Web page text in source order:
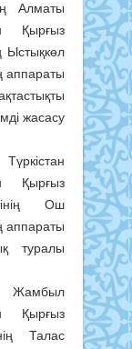
Алматы
Қырғыз
Ыстықкөл
аппараты
жасасу
Қырғыз
Ош
аппараты
туралы
Жамбыл
Қырғыз
Талас